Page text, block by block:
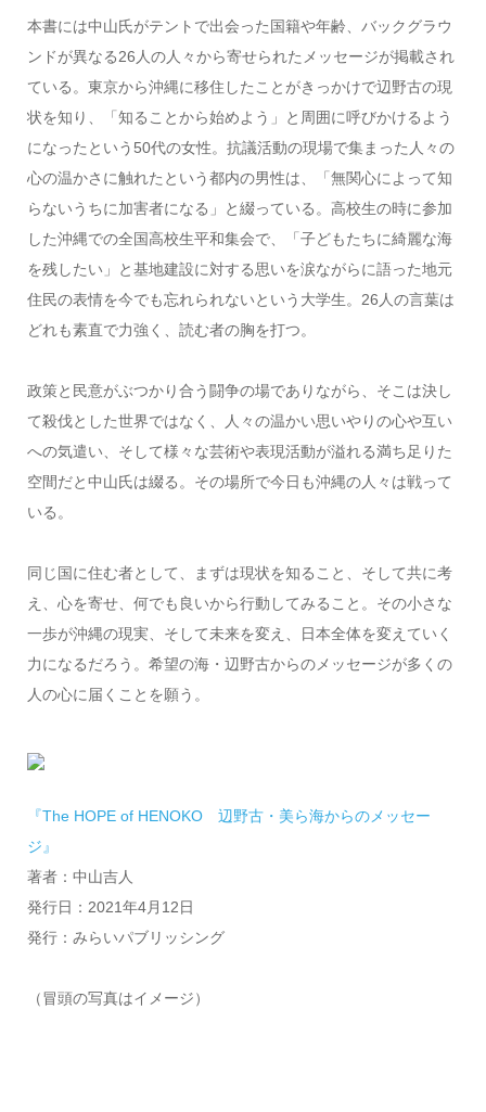
本書には中山氏がテントで出会った国籍や年齢、バックグラウ
ンドが異なる26人の人々から寄せられたメッセージが掲載され
ている。東京から沖縄に移住したことがきっかけで辺野古の現
状を知り、「知ることから始めよう」と周囲に呼びかけるよう
になったという50代の女性。抗議活動の現場で集まった人々の
心の温かさに触れたという都内の男性は、「無関心によって知
らないうちに加害者になる」と綴っている。高校生の時に参加
した沖縄での全国高校生平和集会で、「子どもたちに綺麗な海
を残したい」と基地建設に対する思いを涙ながらに語った地元
住民の表情を今でも忘れられないという大学生。26人の言葉は
どれも素直で力強く、読む者の胸を打つ。
政策と民意がぶつかり合う闘争の場でありながら、そこは決し
て殺伐とした世界ではなく、人々の温かい思いやりの心や互い
への気遣い、そして様々な芸術や表現活動が溢れる満ち足りた
空間だと中山氏は綴る。その場所で今日も沖縄の人々は戦って
いる。
同じ国に住む者として、まずは現状を知ること、そして共に考
え、心を寄せ、何でも良いから行動してみること。その小さな
一歩が沖縄の現実、そして未来を変え、日本全体を変えていく
力になるだろう。希望の海・辺野古からのメッセージが多くの
人の心に届くことを願う。
『The HOPE of HENOKO 辺野古・美ら海からのメッセー
ジ』
著者：中山吉人
発行日：2021年4月12日
発行：みらいパブリッシング
（冒頭の写真はイメージ）